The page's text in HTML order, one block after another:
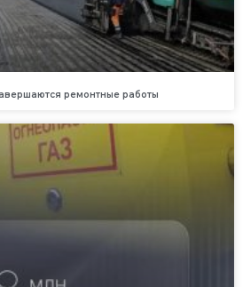
ремонтные работы